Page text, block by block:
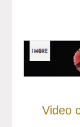
Video